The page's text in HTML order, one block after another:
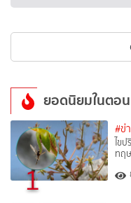
ยอดนิยมในตอ
1
#ข่
ไข
ทฤ